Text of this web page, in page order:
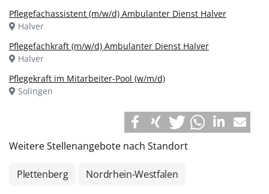
Pflegefachassistent (m/w/d) Ambulanter Dienst Halver
Halver
Pflegefachkraft (m/w/d) Ambulanter Dienst Halver
Halver
Pflegekraft im Mitarbeiter-Pool (w/m/d)
Solingen
Weitere Stellenangebote nach Standort
Plettenberg Nordrhein-Westfalen